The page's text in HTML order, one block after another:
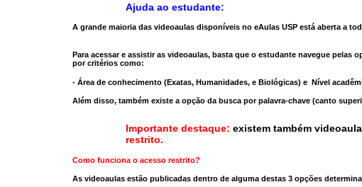
Ajuda ao estudante:
A grande maioria das videoaulas disponíveis no eAulas USP está aberta a
Para acessar e assistir as videoaulas, basta que o estudante navegue
por critérios como:
- Área de conhecimento (Exatas, Humanidades, e Biológicas) e Nível
Além disso, também existe a opção da busca por palavra-chave (canto
Importante destaque: existem também
restrito.
Como funciona o acesso restrito?
As videoaulas estão publicadas dentro de alguma destas 3 opções